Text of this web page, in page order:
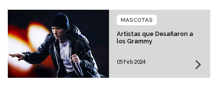
Artistas que Desafiaron a
los Grammy
MASCOTAS
05 Feb 2024